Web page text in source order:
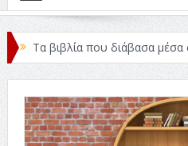
Τα βιβλία που διάβασα μέσα
Κριτικές ταινιών: Ο Ντι
Σχεδιασμός που «Μιλάει»
Σπιρτόκουτο: η απόλυτη